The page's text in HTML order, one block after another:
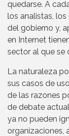
quedarse. A
los analistas,
del gobierno y,
en Internet
sector al que se
La naturaleza
sus casos de
de las razones
de debate
ya no pueden
organizaciones,